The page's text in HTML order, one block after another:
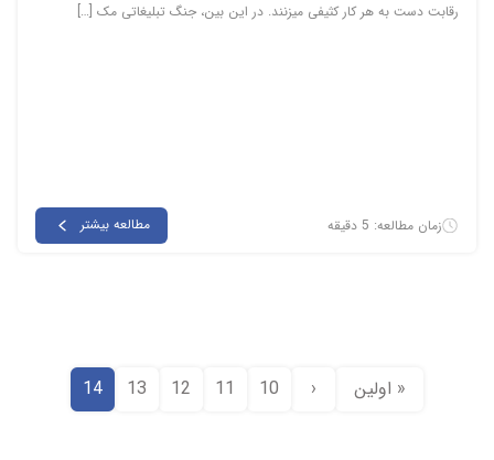
رقابت دست به هر کار کثیفی میزنند. در این بین، جنگ تبلیغاتی مک […]
زمان مطالعه: 5 دقیقه مطالعه بیشتر
« اولين ‹
10
11
12
13
14